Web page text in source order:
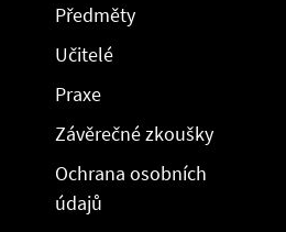
Předměty
Učitelé
Praxe
Závěrečné zkoušky
Ochrana osobních
údajů